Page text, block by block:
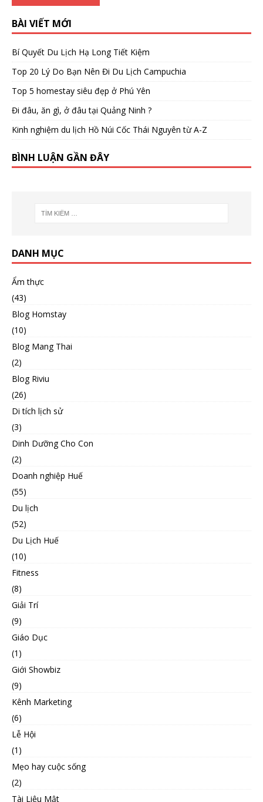
BÀI VIẾT MỚI
Bí Quyết Du Lịch Hạ Long Tiết Kiệm
Top 20 Lý Do Bạn Nên Đi Du Lịch Campuchia
Top 5 homestay siêu đẹp ở Phú Yên
Đi đâu, ăn gì, ở đâu tại Quảng Ninh ?
Kinh nghiệm du lịch Hồ Núi Cốc Thái Nguyên từ A-Z
BÌNH LUẬN GẦN ĐÂY
DANH MỤC
Ẩm thực
(43)
Blog Homstay
(10)
Blog Mang Thai
(2)
Blog Riviu
(26)
Di tích lịch sử
(3)
Dinh Dưỡng Cho Con
(2)
Doanh nghiệp Huế
(55)
Du lịch
(52)
Du Lịch Huế
(10)
Fitness
(8)
Giải Trí
(9)
Giáo Dục
(1)
Giới Showbiz
(9)
Kênh Marketing
(6)
Lễ Hội
(1)
Mẹo hay cuộc sống
(2)
Tài Liệu Mật